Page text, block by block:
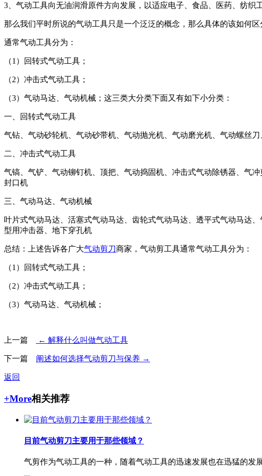
3、气动工具向无油润滑原件方向发展，以适应电子、食品、医药、纺织
那么我们平时所说的气动工具只是一个泛泛的概念，那么具体的该如何
通常气动工具分为：
（1）回转式气动工具；
（2）冲击式气动工具；
（3）气动马达、气动机械；这三类大分类下面又有如下小分类：
一、回转式气动工具
气钻、气动砂轮机、气动砂带机、气动抛光机、气动磨光机、气动螺丝
二、冲击式气动工具
气镐、气铲、气动铆钉机、顶把、气动捣固机、冲击式气动除锈器、气
封口机
三、气动马达、气动机械
叶片式气动马达、活塞式气动马达、齿轮式气动马达、透平式气动马达
型用冲击器、地下穿孔机
总结：上述告诉各广大气动剪刀商家，气动剪工具通常气动工具分为：
（1）回转式气动工具；
（2）冲击式气动工具；
（3）气动马达、气动机械；
上一篇 ← 解释什么叫做气动工具
下一篇 阐述如何选择气动剪刀与保养 →
返回
+More相关推荐
目前气动剪刀主要用于那些领域？
气剪作为气动工具的一种，随着气动工具的迅速发展也在迅猛的发